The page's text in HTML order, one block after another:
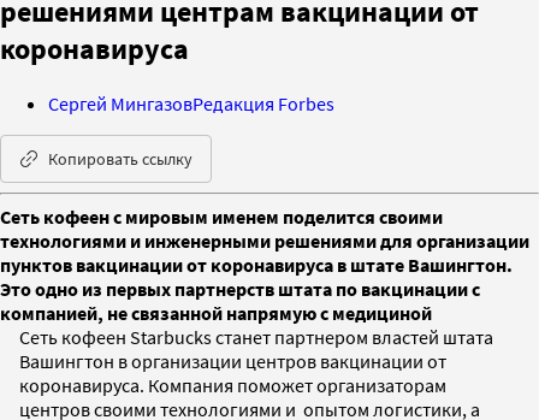
решениями центрам вакцинации от
коронавируса
Сергей МингазовРедакция Forbes
Копировать ссылку
Сеть кофеен с мировым именем поделится своими
технологиями и инженерными решениями для организации
пунктов вакцинации от коронавируса в штате Вашингтон.
Это одно из первых партнерств штата по вакцинации с
компанией, не связанной напрямую с медициной
Сеть кофеен Starbucks станет партнером властей штата
Вашингтон в организации центров вакцинации от
коронавируса. Компания поможет организаторам
центров своими технологиями и опытом логистики, а